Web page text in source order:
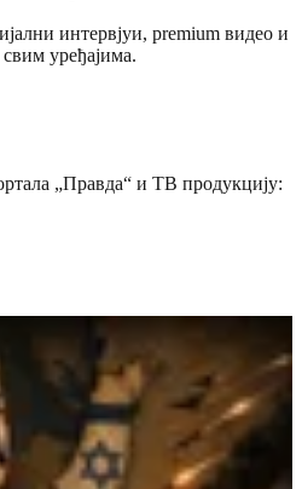
интервјуи, premium видео и
уређајима.
„Правда“ и ТВ продукцију: